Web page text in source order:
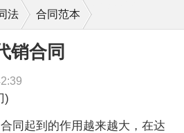
法 合同范本
销合同
)
起到的作用越来越大，在达